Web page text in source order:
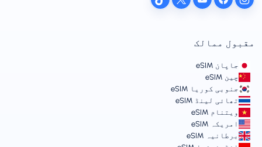
مقبول ممالک
جاپان eSIM
چین eSIM
جنوبی کوریا eSIM
تھائی لینڈ eSIM
ویتنام eSIM
امریکہ eSIM
برطانیہ eSIM